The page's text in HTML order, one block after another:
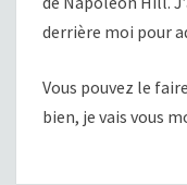
derrière moi pour
Vous pouvez le
bien, je vais vous